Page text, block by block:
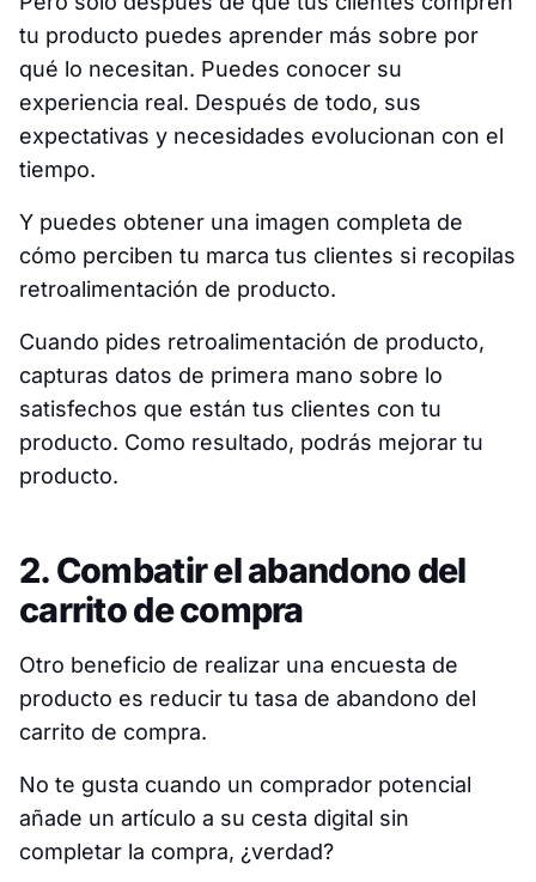
tu producto puedes aprender más sobre por
qué lo necesitan. Puedes conocer su
experiencia real. Después de todo, sus
expectativas y necesidades evolucionan con el
tiempo.
Y puedes obtener una imagen completa de
cómo perciben tu marca tus clientes si recopilas
retroalimentación de producto.
Cuando pides retroalimentación de producto,
capturas datos de primera mano sobre lo
satisfechos que están tus clientes con tu
producto. Como resultado, podrás mejorar tu
producto.
2. Combatir el abandono del
carrito de compra
Otro beneficio de realizar una encuesta de
producto es reducir tu tasa de abandono del
carrito de compra.
No te gusta cuando un comprador potencial
añade un artículo a su cesta digital sin
completar la compra, ¿verdad?